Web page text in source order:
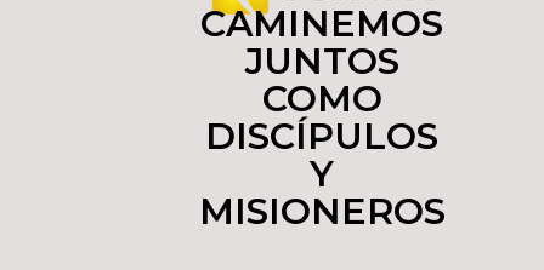
CAMINEMOS
JUNTOS
COMO
DISCÍPULOS
Y
MISIONEROS